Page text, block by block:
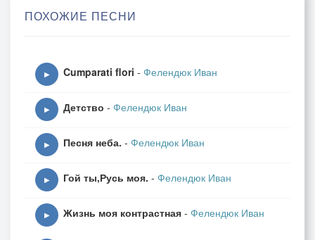
ПОХОЖИЕ ПЕСНИ
▶ Cumparati flori - Фелендюк Иван
▶ Детство - Фелендюк Иван
▶ Песня неба. - Фелендюк Иван
▶ Гой ты,Русь моя. - Фелендюк Иван
▶ Жизнь моя контрастная - Фелендюк Иван